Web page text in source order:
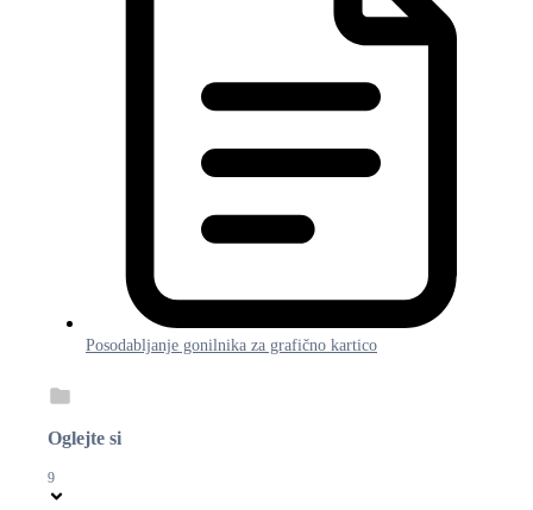
Posodabljanje gonilnika za grafično kartico
Oglejte si
9